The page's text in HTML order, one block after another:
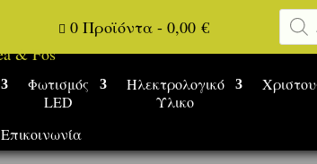
 0 Προϊόντα - 0,00 €
Φωτισμός
LED
Ηλεκτρολογικό
Υλικο
Επικοινωνία